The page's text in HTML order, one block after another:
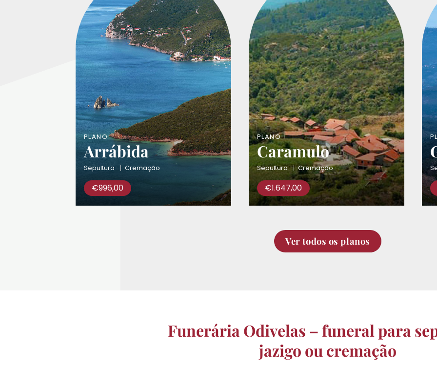
PLANO
Arrábida
Sepultura Cremação
€996,00
PLANO
Caramulo
Sepultura Cremação
€1.647,00
Ver todos os planos
Funerária Odivelas – funeral para
jazigo ou cremação